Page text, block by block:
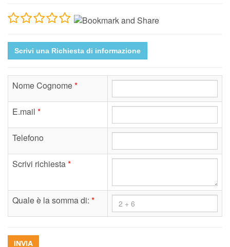
Scrivi una Richiesta di informazione
Nome Cognome*
E.mail *
Telefono
Scrivi richiesta*
Quale è la somma di: *
INVIA